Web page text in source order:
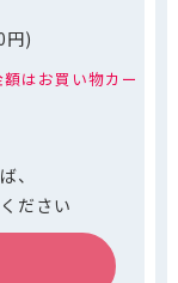
円)
はお買い物カー
、
ださい